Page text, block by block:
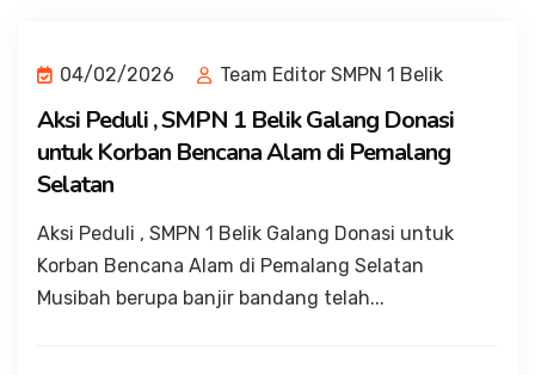
04/02/2026 Team Editor SMPN 1 Belik
Aksi Peduli , SMPN 1 Belik Galang Donasi
untuk Korban Bencana Alam di Pemalang
Selatan
Aksi Peduli , SMPN 1 Belik Galang Donasi untuk
Korban Bencana Alam di Pemalang Selatan
Musibah berupa banjir bandang telah...